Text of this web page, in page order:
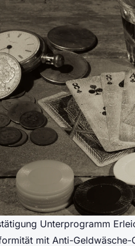
Unterprogramm
mit Anti-